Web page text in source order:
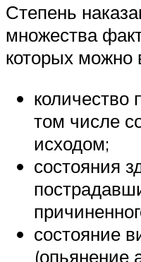
Степень
множества
которых можно
количество
том числе
исходом;
состояния
состояние
(опьянение